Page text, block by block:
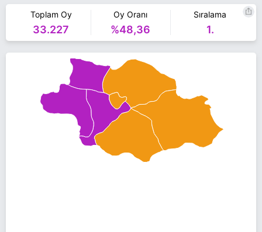
doğdu. İlk, ortaokul ve liseyi Batman'da okudu. Anadolu
Universitesi Sosyal Hizmetler Bölümünden mezun oldu. Batman
Belediyesi bünyesindeki Kadın Danışmanlık Merkezinde
koordinatörlük yaptı. Kanun hükmünde kararnameyle ihraç edilen
Işık, daha sonra HDP Batman İl Teşkilatında görev aldı.
Işık, 1 çocuk annesidir.
Berivan Helen Işık Siirt Merkez belediye başkan adayı olarak HDP
ile 31 Mart 2019 yerel seçimlerinde yarışıyor. Berivan Helen Işık ile
ilgili daha fazla bilgi için
Berivan Helen Işık Haberleri
Toplam Oy
33.227
Oy Oranı
%48,36
Sıralama
1.